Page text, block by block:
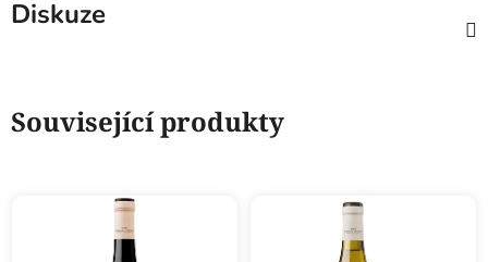
Diskuze
Související produkty